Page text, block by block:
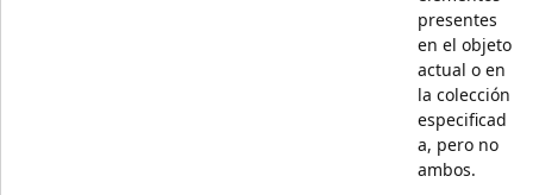
presentes
en el objeto
actual o en
la colección
especificad
a, pero no
ambos.